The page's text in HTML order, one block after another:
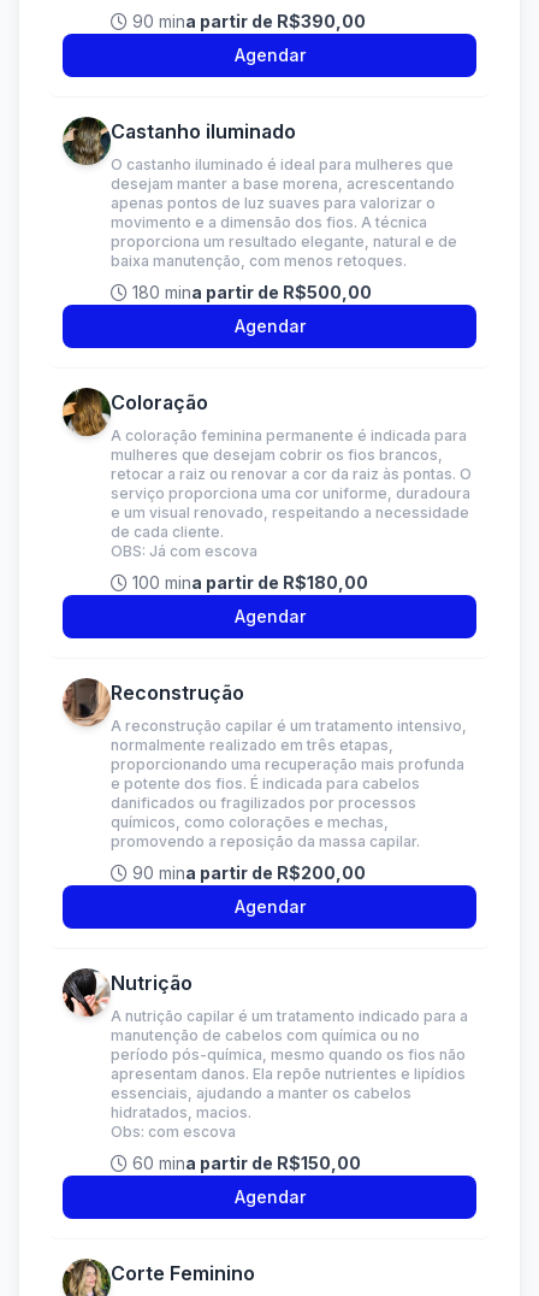
90 mina partir de R$390,00
Agendar
Castanho iluminado
O castanho iluminado é ideal para mulheres que
desejam manter a base morena, acrescentando
apenas pontos de luz suaves para valorizar o
movimento e a dimensão dos fios. A técnica
proporciona um resultado elegante, natural e de
baixa manutenção, com menos retoques.
180 mina partir de R$500,00
Agendar
Coloração
A coloração feminina permanente é indicada para
mulheres que desejam cobrir os fios brancos,
retocar a raiz ou renovar a cor da raiz às pontas. O
serviço proporciona uma cor uniforme, duradoura
e um visual renovado, respeitando a necessidade
de cada cliente.
OBS: Já com escova
100 mina partir de R$180,00
Agendar
Reconstrução
A reconstrução capilar é um tratamento intensivo,
normalmente realizado em três etapas,
proporcionando uma recuperação mais profunda
e potente dos fios. É indicada para cabelos
danificados ou fragilizados por processos
químicos, como colorações e mechas,
promovendo a reposição da massa capilar.
90 mina partir de R$200,00
Agendar
Nutrição
A nutrição capilar é um tratamento indicado para a
manutenção de cabelos com química ou no
período pós-química, mesmo quando os fios não
apresentam danos. Ela repõe nutrientes e lipídios
essenciais, ajudando a manter os cabelos
hidratados, macios.
Obs: com escova
60 mina partir de R$150,00
Agendar
Corte Feminino